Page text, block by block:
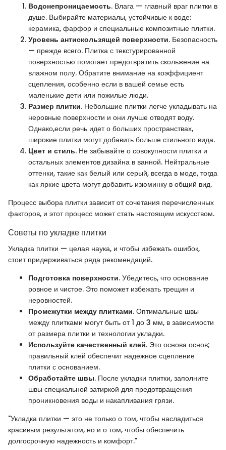
Водонепроницаемость. Влага — главный враг плитки в
душе. Выбирайте материалы, устойчивые к воде:
керамика, фарфор и специальные композитные плитки.
Уровень антискользящей поверхности. Безопасность
— прежде всего. Плитка с текстурированной
поверхностью помогает предотвратить скольжение на
влажном полу. Обратите внимание на коэффициент
сцепления, особенно если в вашей семье есть
маленькие дети или пожилые люди.
Размер плитки. Небольшие плитки легче укладывать на
неровные поверхности и они лучше отводят воду.
Однако,если речь идет о больших пространствах,
широкие плитки могут добавить больше стильного вида.
Цвет и стиль. Не забывайте о совокупности плитки и
остальных элементов дизайна в ванной. Нейтральные
оттенки, такие как белый или серый, всегда в моде, тогда
как яркие цвета могут добавить изюминку в общий вид.
Процесс выбора плитки зависит от сочетания перечисленных
факторов, и этот процесс может стать настоящим искусством.
Советы по укладке плитки
Укладка плитки — целая наука, и чтобы избежать ошибок,
стоит придерживаться ряда рекомендаций.
Подготовка поверхности. Убедитесь, что основание
ровное и чистое. Это поможет избежать трещин и
неровностей.
Промежутки между плитками. Оптимальные швы
между плитками могут быть от 1 до 3 мм, в зависимости
от размера плитки и технологии укладки.
Используйте качественный клей. Это основа основ;
правильный клей обеспечит надежное сцепление
плитки с основанием.
Обработайте швы. После укладки плитки, заполните
швы специальной затиркой для предотвращения
проникновения воды и накапливания грязи.
"Укладка плитки — это не только о том, чтобы насладиться
красивым результатом, но и о том, чтобы обеспечить
долгосрочную надежность и комфорт."